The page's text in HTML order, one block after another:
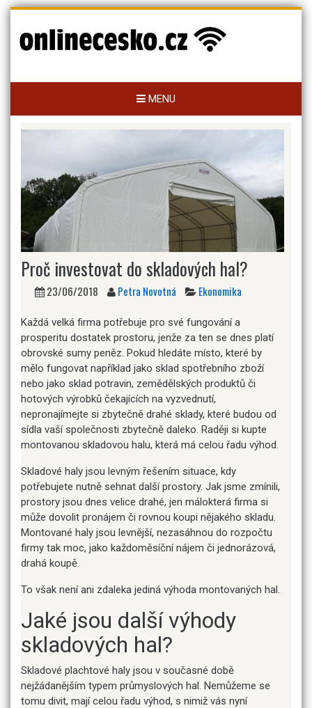
Skip
content
MENU
Proč investovat do skladových hal?
23/06/2018 Petra Novotná Ekonomika
Každá velká firma potřebuje pro své fungování a
prosperitu dostatek prostoru, jenže za ten se dnes platí
obrovské sumy peněz. Pokud hledáte místo, které by
mělo fungovat například jako sklad spotřebního zboží
nebo jako sklad potravin, zemědělských produktů či
hotových výrobků čekajících na vyzvednutí,
nepronajímejte si zbytečně drahé sklady, které budou od
sídla vaší společnosti zbytečně daleko. Raději si kupte
montovanou skladovou halu, která má celou řadu výhod.
Skladové haly jsou levným řešením situace, kdy
potřebujete nutně sehnat další prostory. Jak jsme zmínili,
prostory jsou dnes velice drahé, jen málokterá firma si
může dovolit pronájem či rovnou koupi nějakého skladu.
Montované haly jsou levnější, nezasáhnou do rozpočtu
firmy tak moc, jako každoměsíční nájem či jednorázová,
drahá koupě.
To však není ani zdaleka jediná výhoda montovaných hal.
Jaké jsou další výhody
skladových hal?
Skladové plachtové haly jsou v současné době
nejžádanějším typem průmyslových hal. Nemůžeme se
tomu divit, mají celou řadu výhod, s nimiž vás nyní